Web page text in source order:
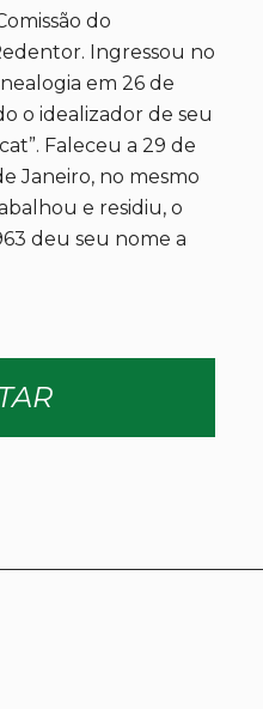
do
Ingressou no
em 26 de
o idealizador de seu
Faleceu a 29 de
Janeiro, no mesmo
e residiu, o
deu seu nome a